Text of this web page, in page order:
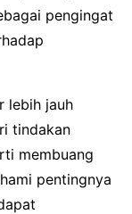
pengingat
lebih jauh
tindakan
membuang
pentingnya